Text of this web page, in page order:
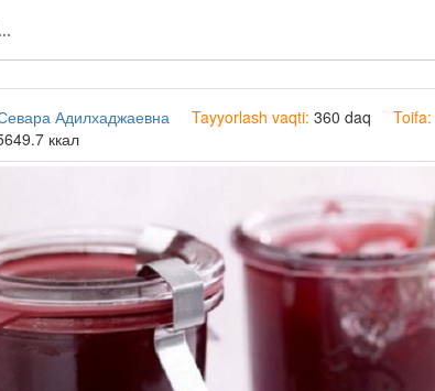
Адилхаджаевна Tayyorlash vaqti: 360 daq Toifa:
ккал